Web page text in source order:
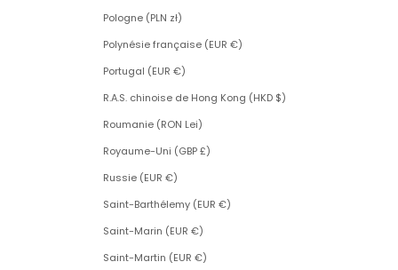
Pologne (PLN zł)
Polynésie française (EUR €)
Portugal (EUR €)
R.A.S. chinoise de Hong Kong (HKD $)
Roumanie (RON Lei)
Royaume-Uni (GBP £)
Russie (EUR €)
Saint-Barthélemy (EUR €)
Saint-Marin (EUR €)
Saint-Martin (EUR €)